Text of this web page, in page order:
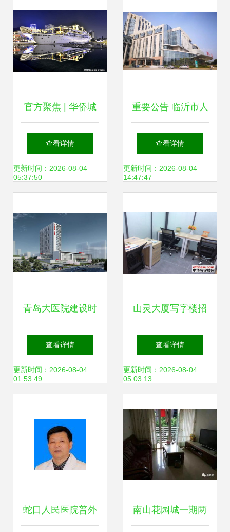
官方聚焦 | 华侨城
新玺官方售楼处发
布 共筑新时代奢居
共创区域价值新篇
章
查看详情
更新时间：2026-08-04
05:37:50
重要公告 临沂市人
民医院骨科医院整
体搬迁至北城新区
查看详情
更新时间：2026-08-04
14:47:47
青岛大医院建设时
间表出炉 市南、李
沧、崂山同步推
来新篇章
查看详情
更新时间：2026-08-04
01:53:49
山灵大厦写字楼招
租 南山赤湾蛇口优
质办公室，灵活注
查看详情
更新时间：2026-08-04
05:03:13
蛇口人民医院普外 南山花园城一期两